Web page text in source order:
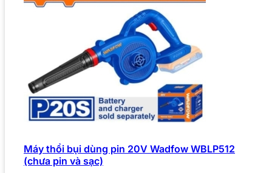
Máy thổi bụi dùng pin 20V Wadfow WBLP512
(chưa pin và sạc)